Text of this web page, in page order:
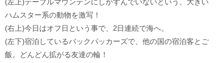
(左上)テーブルマウンテンにしかすんでいないという、大きい
ハムスター系の動物を激写！
(右上)今日はオフ日という事で、2日連続で海へ。
(左下)宿泊しているバックパッカーズで、他の国の宿泊客とご
飯。どんどん拡がる友達の輪！